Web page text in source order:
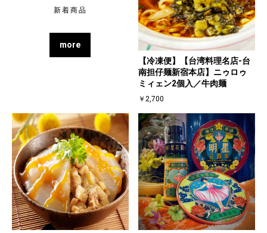
新着商品
more
【冷凍便】【台湾料理名店-台
南担仔麺新宿本店】ニゥロゥ
ミィェン2個入／牛肉麺
￥2,700